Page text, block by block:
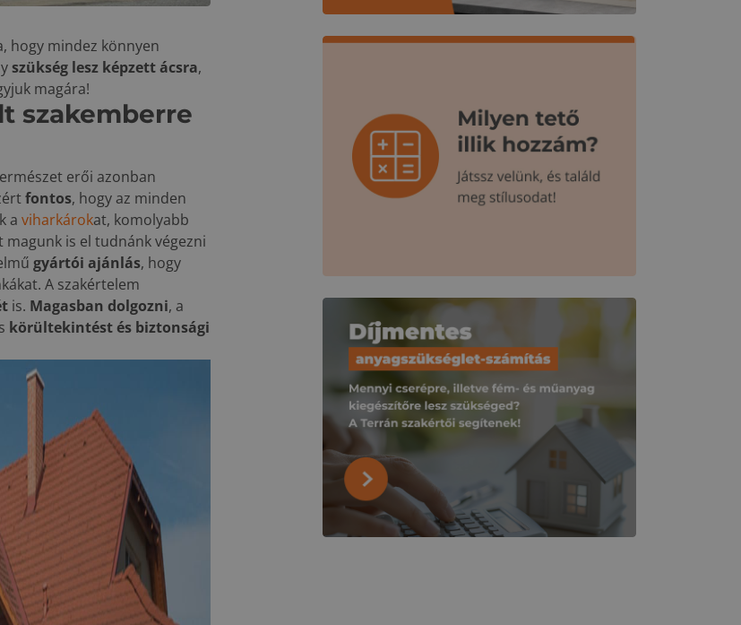
hogy mindez könnyen
szükség lesz képzett ácsra,
magára!
szakemberre
erői azonban
fontos, hogy az minden
a viharkárokat, komolyabb
is el tudnánk végezni
gyártói ajánlás, hogy
A szakértelem
is. Magasban dolgozni, a
körültekintést és biztonsági